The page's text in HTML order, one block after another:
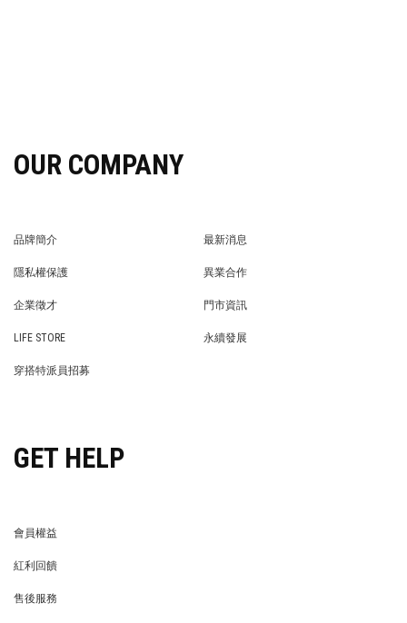
OUR COMPANY
品牌簡介
最新消息
隱私權保護
異業合作
企業徵才
門市資訊
LIFE STORE
永續發展
穿搭特派員招募
GET HELP
會員權益
紅利回饋
售後服務